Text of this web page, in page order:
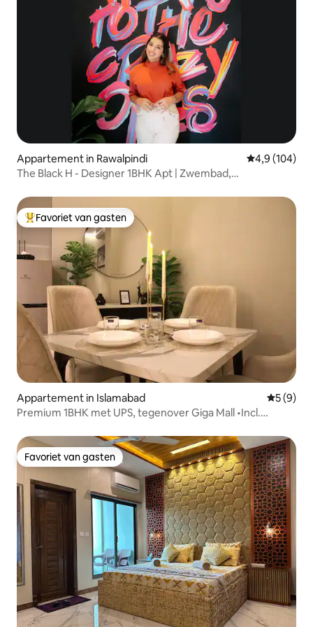
Appartement in Rawalpindi Gemiddelde
4,9 (104)
The Black H - Designer 1BHK Apt | Zwembad,
Topfavoriet van gasten
Favoriet van gasten
Appartement in Islamabad
5 (9)
Premium 1BHK met UPS, tegenover Giga Mall •Incl.
Favoriet van gasten
Favoriet van gasten